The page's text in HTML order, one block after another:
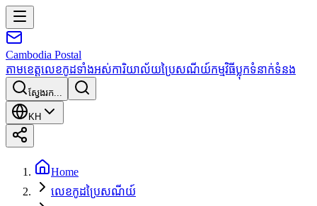
Cambodia Postal
តាមខេត្តលេខកូដទាំងអស់ការិយាល័យប្រៃសណីយ៍កម្មវិធីប្លុកទំនាក់ទំនង
ស្វែងរក...
KH
Home
លេខកូដប្រៃសណីយ៍